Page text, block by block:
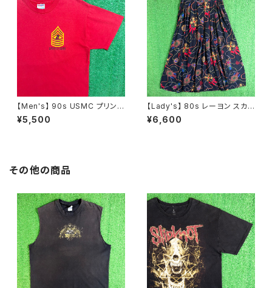
【Men's】 90s USMC プリント
Tシャツ / アメリカ製 USA製 9
0年代 ティーシャツ T-Shirt 古
¥5,500
【Lady's】 80s レーヨン スカ
ーフ柄 スカート / 80年代 古着
レディース 総柄 2266
¥6,600
その他の商品